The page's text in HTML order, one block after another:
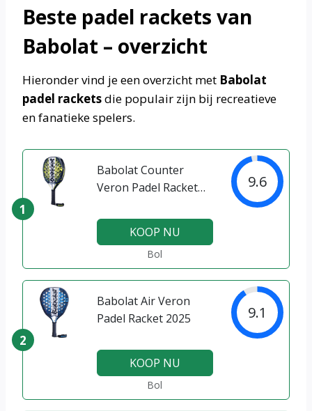
Beste padel rackets van
Babolat – overzicht
Hieronder vind je een overzicht met Babolat
padel racketsdie populair zijn bij recreatieve
en fanatieke spelers.
1
Babolat Counter
Veron Padel Racket
9.6
KOOP NU
Bol
2
Babolat Air Veron
Padel Racket 2025
9.1
KOOP NU
Bol